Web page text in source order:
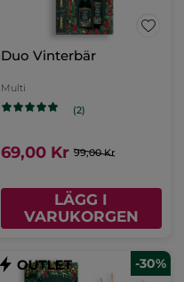
Duo Vinterbär
Multi
(2)
69,00 Kr 99,00 Kr
LÄGG I
VARUKORGEN
-30%